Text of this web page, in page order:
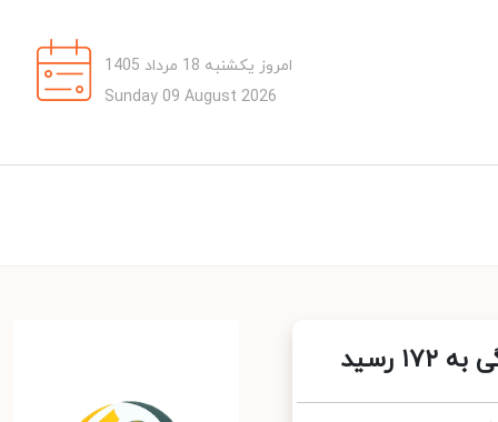
امروز یکشنبه 18 مرداد 1405
Sunday 09 August 2026